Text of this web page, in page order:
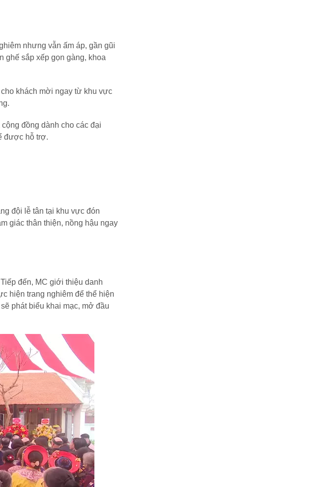
nhưng vẫn ấm áp, gần gũi
ghế sắp xếp gọn gàng, khoa
khách mời ngay từ khu vực
đồng dành cho các đại
được hỗ trợ.
đội lễ tân tại khu vực đón
giác thân thiện, nồng hậu ngay
đến, MC giới thiệu danh
hiện trang nghiêm để thể hiện
phát biểu khai mạc, mở đầu